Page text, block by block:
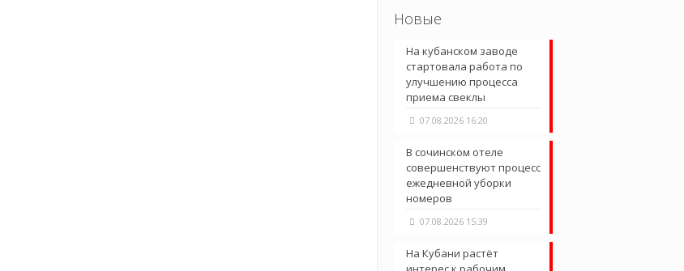
Новые
На кубанском заводе
стартовала работа по
улучшению процесса
приема свеклы
07.08.2026 16:20
В сочинском отеле
совершенствуют процесс
ежедневной уборки
номеров
07.08.2026 15:39
На Кубани растёт